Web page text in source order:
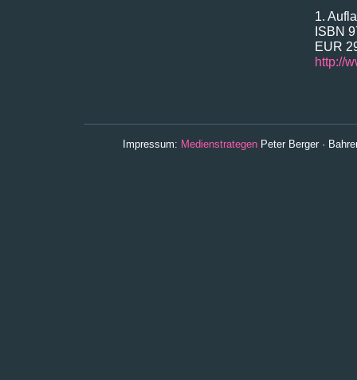
1.
ISBN
EUR
http://
Impressum: MedienstrategenPeter Berger ·